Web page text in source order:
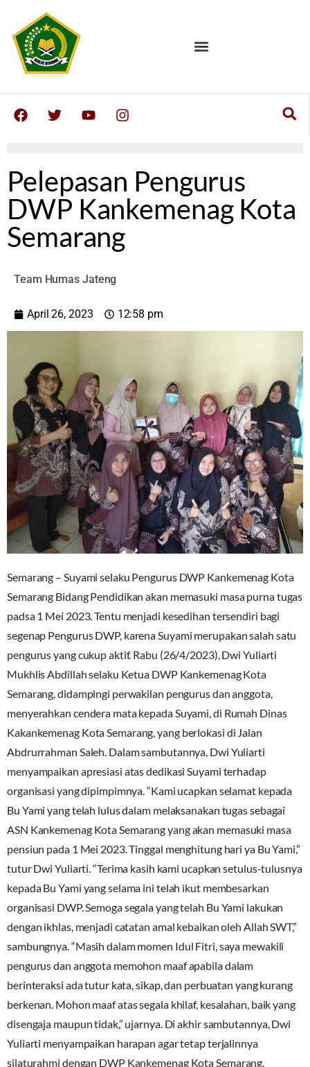
Pelepasan Pengurus
DWP Kankemenag Kota
Semarang
Team Humas Jateng
April 26, 2023 12:58 pm
Semarang – Suyami selaku Pengurus DWP Kankemenag Kota
Semarang Bidang Pendidikan akan memasuki masa purna tugas
padsa 1 Mei 2023. Tentu menjadi kesedihan tersendiri bagi
segenap Pengurus DWP, karena Suyami merupakan salah satu
pengurus yang cukup aktif. Rabu (26/4/2023), Dwi Yuliarti
Mukhlis Abdillah selaku Ketua DWP Kankemenag Kota
Semarang, didampingi perwakilan pengurus dan anggota,
menyerahkan cendera mata kepada Suyami, di Rumah Dinas
Kakankemenag Kota Semarang, yang berlokasi di Jalan
Abdrurrahman Saleh. Dalam sambutannya, Dwi Yuliarti
menyampaikan apresiasi atas dedikasi Suyami terhadap
organisasi yang dipimpimnya. “Kami ucapkan selamat kepada
Bu Yami yang telah lulus dalam melaksanakan tugas sebagai
ASN Kankemenag Kota Semarang yang akan memasuki masa
pensiun pada 1 Mei 2023. Tinggal menghitung hari ya Bu Yami,”
tutur Dwi Yuliarti. “Terima kasih kami ucapkan setulus-tulusnya
kepada Bu Yami yang selama ini telah ikut membesarkan
organisasi DWP. Semoga segala yang telah Bu Yami lakukan
dengan ikhlas, menjadi catatan amal kebaikan oleh Allah SWT,”
sambungnya. “Masih dalam momen Idul Fitri, saya mewakili
pengurus dan anggota memohon maaf apabila dalam
berinteraksi ada tutur kata, sikap, dan perbuatan yang kurang
berkenan. Mohon maaf atas segala khilaf, kesalahan, baik yang
disengaja maupun tidak,” ujarnya. Di akhir sambutannya, Dwi
Yuliarti menyampaikan harapan agar tetap terjalinnya
silaturahmi dengan DWP Kankemenag Kota Semarang.